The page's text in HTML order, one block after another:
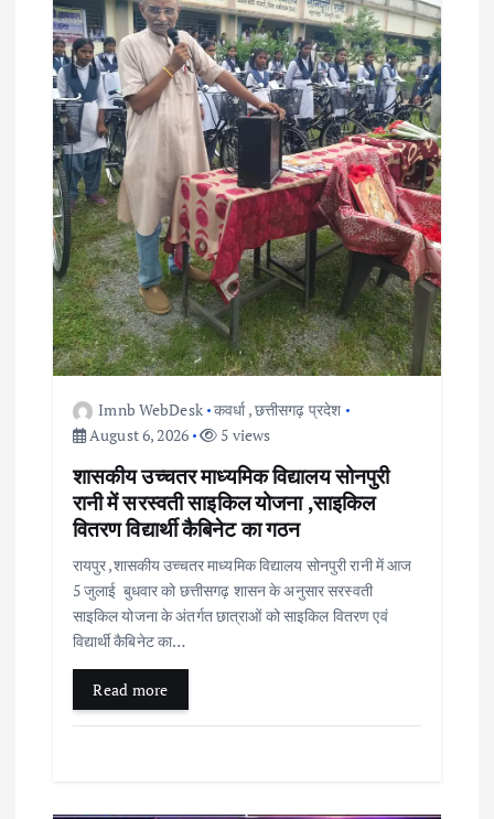
t
o
n
Imnb WebDesk कवर्धा,छत्तीसगढ़ प्रदेश
August 6, 2026
5 views
शासकीय उच्चतर माध्यमिक विद्यालय सोनपुरी
रानी में सरस्वती साइकिल योजना ,साइकिल
वितरण विद्यार्थी कैबिनेट का गठन
रायपुर ,शासकीय उच्चतर माध्यमिक विद्यालय सोनपुरी रानी में आज
5 जुलाई बुधवार को छत्तीसगढ़ शासन के अनुसार सरस्वती
साइकिल योजना के अंतर्गत छात्राओं को साइकिल वितरण एवं
विद्यार्थी कैबिनेट का…
Read more